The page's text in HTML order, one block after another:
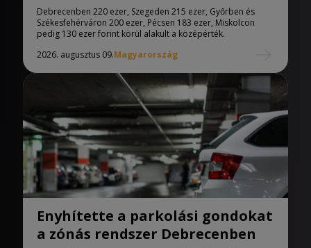
Debrecenben 220 ezer, Szegeden 215 ezer, Győrben és
Székesfehérváron 200 ezer, Pécsen 183 ezer, Miskolcon
pedig 130 ezer forint körül alakult a középérték.
2026. augusztus 09.Magyarország
Enyhítette a parkolási gondokat
a zónás rendszer Debrecenben